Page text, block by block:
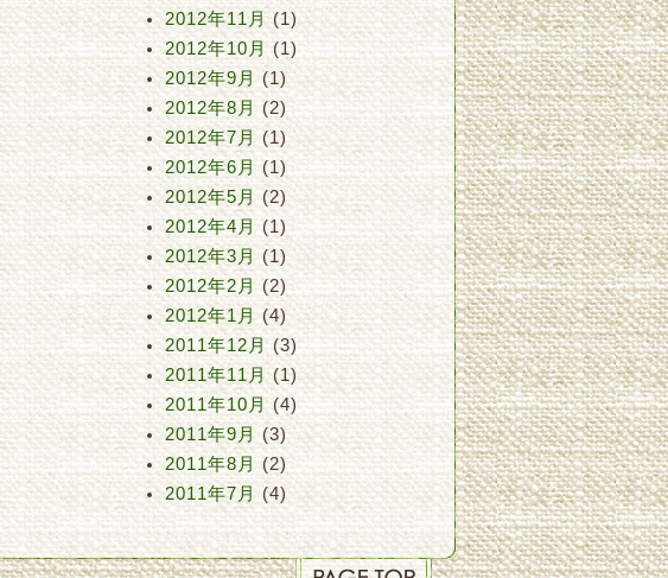
2012年11月(1)
2012年10月(1)
2012年9月 (1)
2012年8月 (2)
2012年7月 (1)
2012年6月 (1)
2012年5月 (2)
2012年4月 (1)
2012年3月 (1)
2012年2月 (2)
2012年1月 (4)
2011年12月(3)
2011年11月(1)
2011年10月(4)
2011年9月 (3)
2011年8月 (2)
2011年7月 (4)